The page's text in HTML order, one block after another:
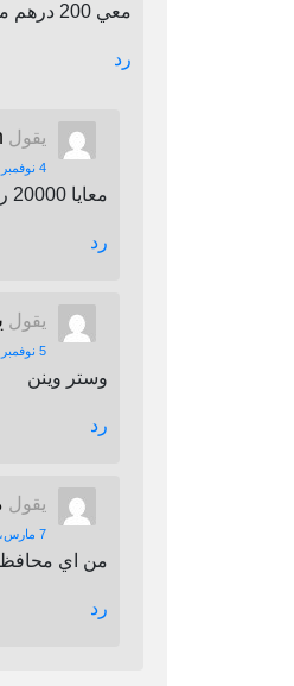
معي 200 درهم مغربي اريد تحويل الي جنية مصري اين يمكنني أن احول
رد
يقول
4 نوفمبر، 2021 الساعة 4:20 م
معايا 20000 روبيل روسي اغيرهم فين في القاهرة
رد
يقول
5 نوفمبر، 2021 الساعة 10:21 م
وستر وينن
رد
يقول
7 مارس، 2022 الساعة 7:22 م
من اي
رد